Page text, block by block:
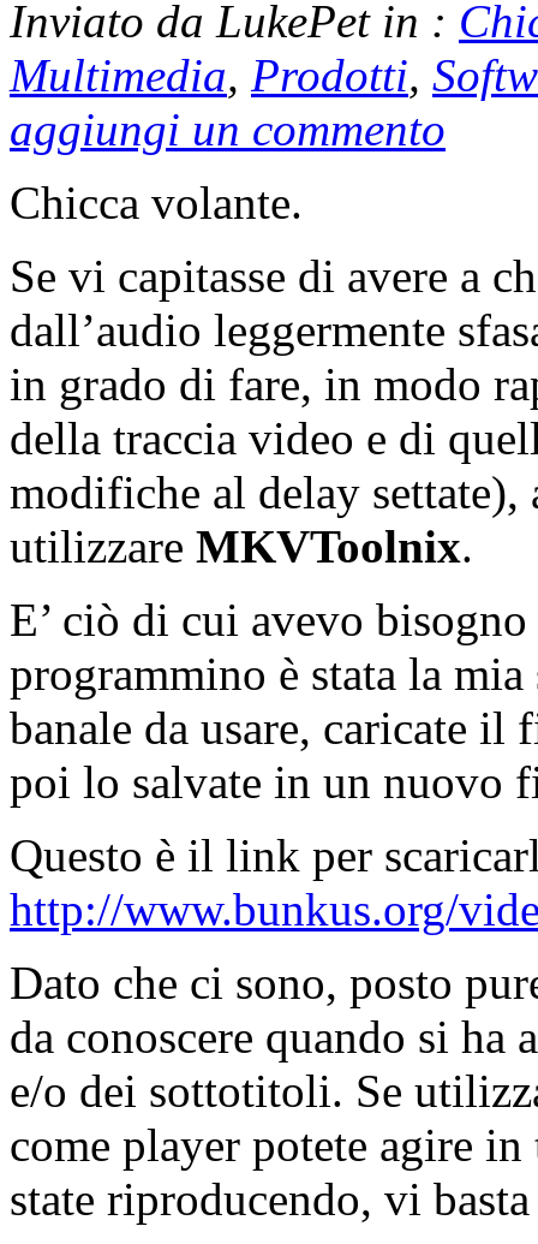
Inviato da LukePet in :
Multimedia, Prodotti,
aggiungi un commento
Chicca volante.
Se vi capitasse di avere a
dall’audio leggermente
in grado di fare, in modo
della traccia video e di
modifiche al delay
utilizzare MKVToolnix.
E’ ciò di cui avevo bisogno
programmino è stata la
banale da usare, caricate il
poi lo salvate in un nuovo
Questo è il link per
http://www.bunkus.org/
Dato che ci sono, posto
da conoscere quando si ha
e/o dei sottotitoli. Se
come player potete agire
state riproducendo, vi